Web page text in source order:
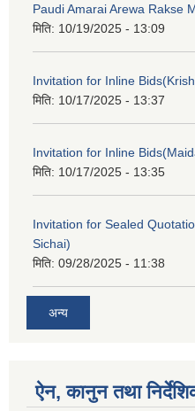
Paudi Amarai Arewa Rakse
मिति: 10/19/2025 - 13:09
Invitation for Inline
मिति: 10/17/2025 - 13:37
Invitation for Inline
मिति: 10/17/2025 - 13:35
Invitation for Sealed
Sichai)
मिति: 09/28/2025 - 11:38
अन्य
ऐन, कानुन तथा